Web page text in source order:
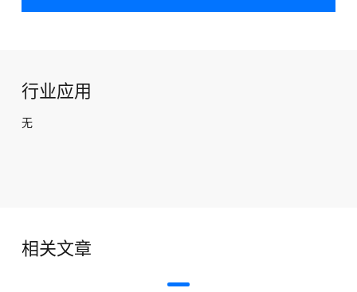
行业应用
无
相关文章